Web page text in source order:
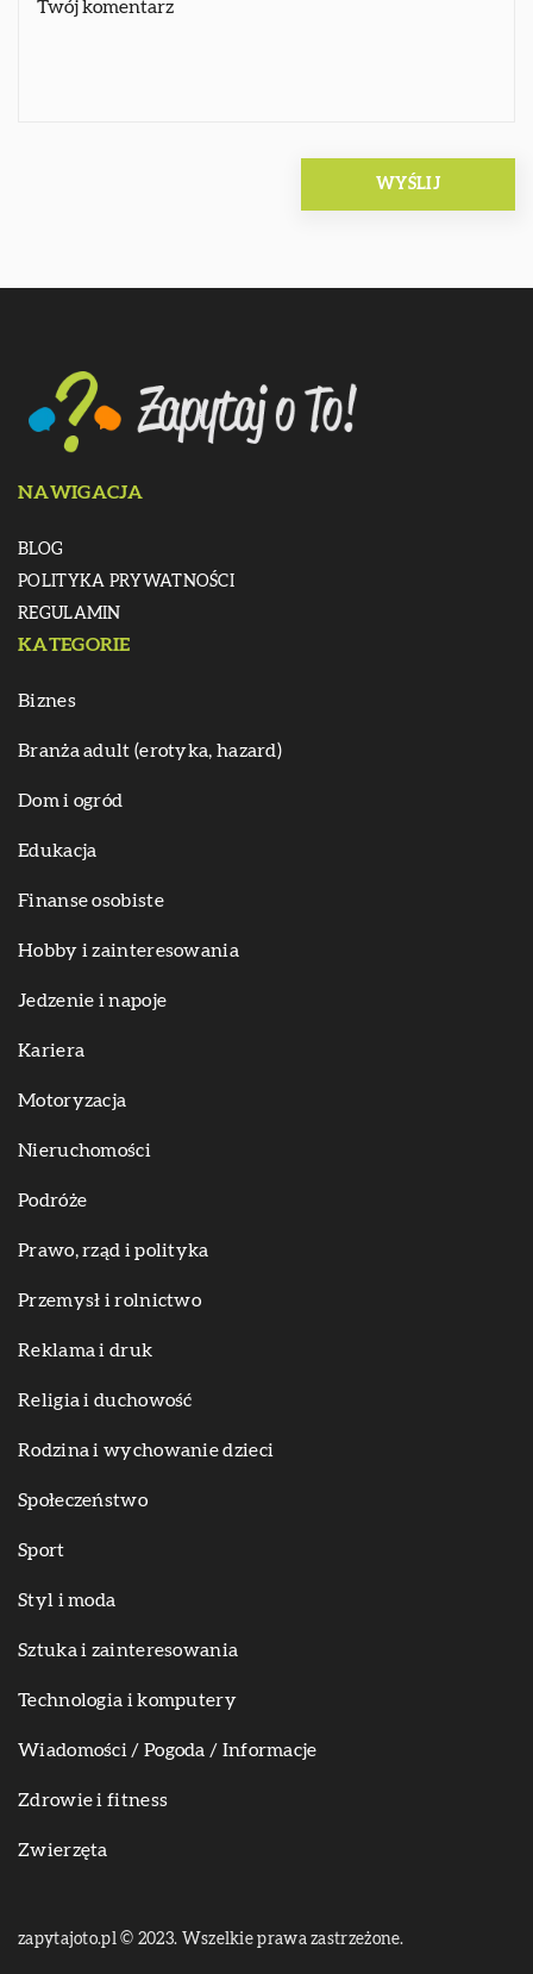
NAWIGACJA
BLOG
POLITYKA PRYWATNOŚCI
REGULAMIN
KATEGORIE
Biznes
Branża adult (erotyka, hazard)
Dom i ogród
Edukacja
Finanse osobiste
Hobby i zainteresowania
Jedzenie i napoje
Kariera
Motoryzacja
Nieruchomości
Podróże
Prawo, rząd i polityka
Przemysł i rolnictwo
Reklama i druk
Religia i duchowość
Rodzina i wychowanie dzieci
Społeczeństwo
Sport
Styl i moda
Sztuka i zainteresowania
Technologia i komputery
Wiadomości / Pogoda / Informacje
Zdrowie i fitness
Zwierzęta
zapytajoto.pl © 2023. Wszelkie prawa zastrzeżone.